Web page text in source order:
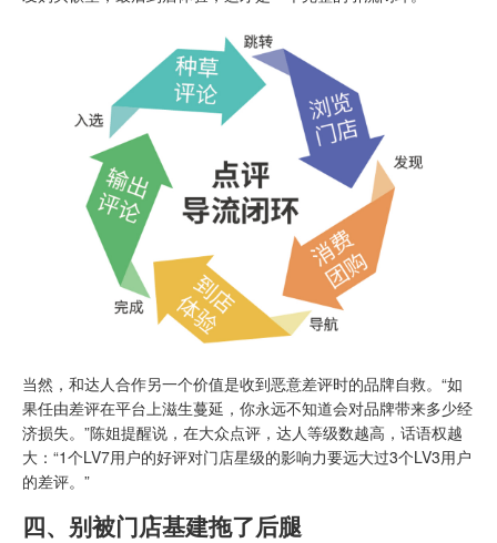
当然，和达人合作另一个价值是收到恶意差评时的品牌自救。“如
果任由差评在平台上滋生蔓延，你永远不知道会对品牌带来多少经
济损失。”陈姐提醒说，在大众点评，达人等级数越高，话语权越
大：“1个LV7用户的好评对门店星级的影响力要远大过3个LV3用户
的差评。”
四、别被门店基建拖了后腿